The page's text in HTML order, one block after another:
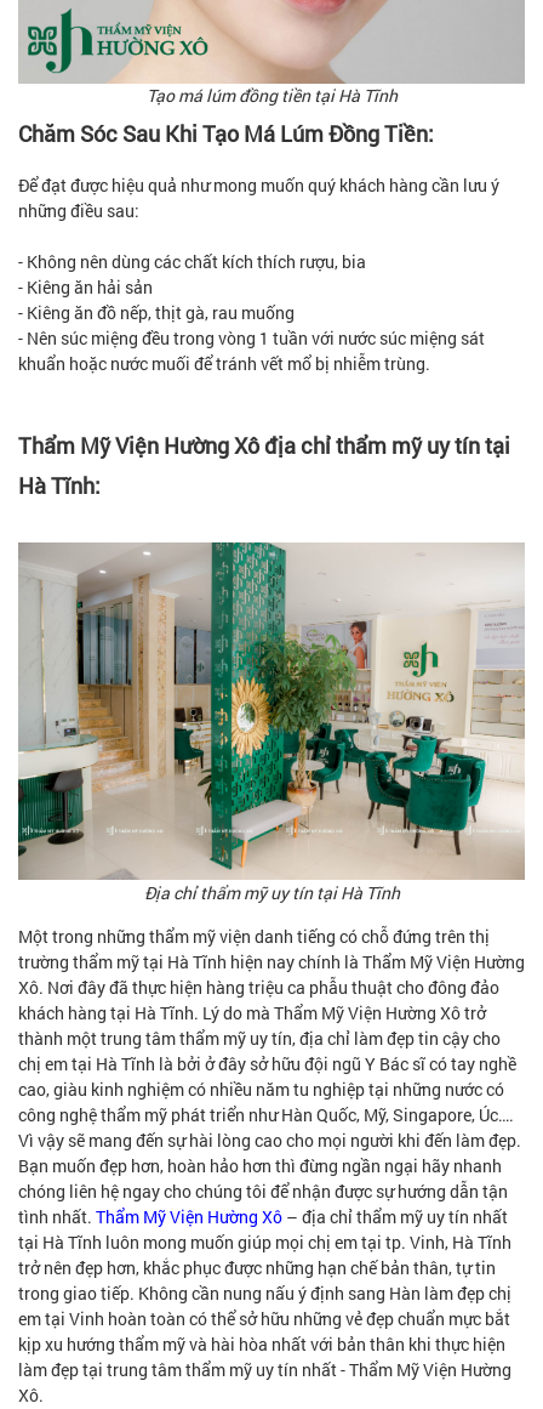
Tạo má lúm đồng tiền tại Hà Tĩnh
Chăm Sóc Sau Khi Tạo Má Lúm Đồng Tiền:
Để đạt được hiệu quả như mong muốn quý khách hàng cần lưu ý
những điều sau:
- Không nên dùng các chất kích thích rượu, bia
- Kiêng ăn hải sản
- Kiêng ăn đồ nếp, thịt gà, rau muống
- Nên súc miệng đều trong vòng 1 tuần với nước súc miệng sát
khuẩn hoặc nước muối để tránh vết mổ bị nhiễm trùng.
Thẩm Mỹ Viện Hường Xô địa chỉ thẩm mỹ uy tín tại
Hà Tĩnh:
Địa chỉ thẩm mỹ uy tín tại Hà Tĩnh
Một trong những thẩm mỹ viện danh tiếng có chỗ đứng trên thị
trường thẩm mỹ tại Hà Tĩnh hiện nay chính là Thẩm Mỹ Viện Hường
Xô. Nơi đây đã thực hiện hàng triệu ca phẫu thuật cho đông đảo
khách hàng tại Hà Tĩnh. Lý do mà Thẩm Mỹ Viện Hường Xô trở
thành một trung tâm thẩm mỹ uy tín, địa chỉ làm đẹp tin cậy cho
chị em tại Hà Tĩnh là bởi ở đây sở hữu đội ngũ Y Bác sĩ có tay nghề
cao, giàu kinh nghiệm có nhiều năm tu nghiệp tại những nước có
công nghệ thẩm mỹ phát triển như Hàn Quốc, Mỹ, Singapore, Úc….
Vì vậy sẽ mang đến sự hài lòng cao cho mọi người khi đến làm đẹp.
Bạn muốn đẹp hơn, hoàn hảo hơn thì đừng ngần ngại hãy nhanh
chóng liên hệ ngay cho chúng tôi để nhận được sự hướng dẫn tận
tình nhất. Thẩm Mỹ Viện Hường Xô – địa chỉ thẩm mỹ uy tín nhất
tại Hà Tĩnh luôn mong muốn giúp mọi chị em tại tp. Vinh, Hà Tĩnh
trở nên đẹp hơn, khắc phục được những hạn chế bản thân, tự tin
trong giao tiếp. Không cần nung nấu ý định sang Hàn làm đẹp chị
em tại Vinh hoàn toàn có thể sở hữu những vẻ đẹp chuẩn mực bắt
kịp xu hướng thẩm mỹ và hài hòa nhất với bản thân khi thực hiện
làm đẹp tại trung tâm thẩm mỹ uy tín nhất - Thẩm Mỹ Viện Hường
Xô.